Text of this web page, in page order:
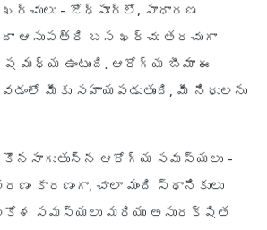
ఖర్చులు - జోధ్‌పూర్‌లో, సాధారణ
బస ఖర్చు తరచుగా
లక్ష మధ్య ఉంటుంది. ఆరోగ్య బీమా ఈ
మీకు సహాయపడుతుంది, మీ నిధులను
కొనసాగుతున్న ఆరోగ్య సమస్యలు -
కారణంగా, చాలా మంది స్థానికులు
సమస్యలు మరియు అసురక్షిత